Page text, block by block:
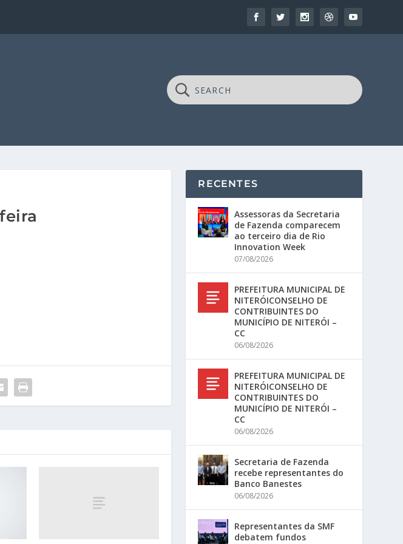
RECENTES
Assessoras da Secretaria
de Fazenda comparecem
ao terceiro dia de Rio
Innovation Week
07/08/2026
PREFEITURA MUNICIPAL DE
NITERÓICONSELHO DE
CONTRIBUINTES DO
MUNICÍPIO DE NITERÓI –
CC
06/08/2026
PREFEITURA MUNICIPAL DE
NITERÓICONSELHO DE
CONTRIBUINTES DO
MUNICÍPIO DE NITERÓI –
CC
06/08/2026
Secretaria de Fazenda
recebe representantes do
Banco Banestes
06/08/2026
Representantes da SMF
debatem fundos